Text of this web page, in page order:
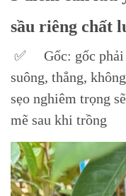
sầu riêng chất
✅ Gốc: gốc phải
suông, thẳng,
sẹo nghiêm trọng
mẽ sau khi trồng